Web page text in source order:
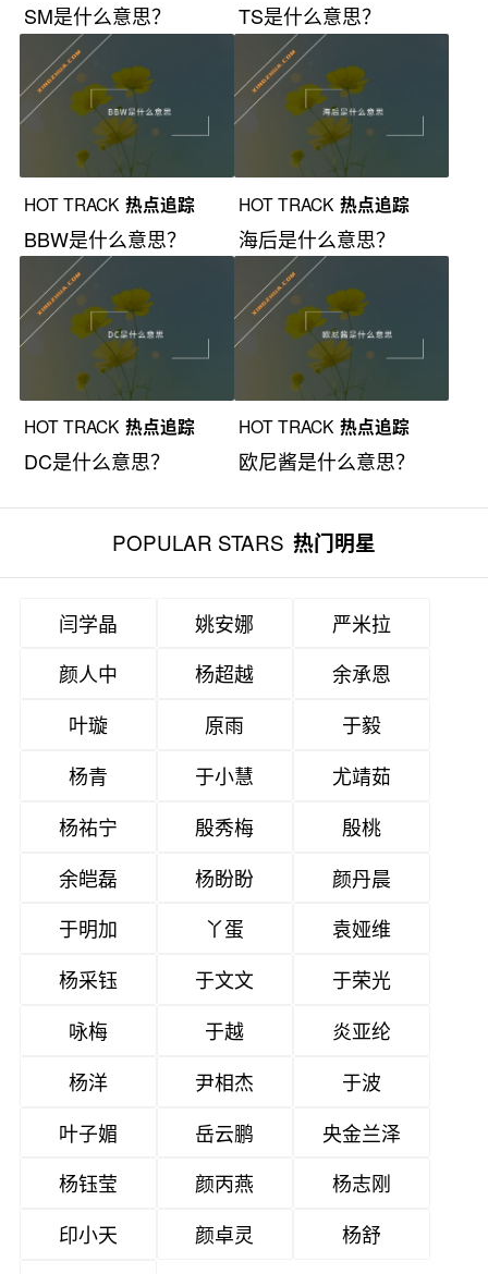
SM是什么意思？ TS是什么意思？
HOT TRACK 热点追踪
BBW是什么意思？
HOT TRACK 热点追踪
海后是什么意思？
HOT TRACK 热点追踪
DC是什么意思？
HOT TRACK 热点追踪
欧尼酱是什么意思？
POPULAR STARS 热门明星
闫学晶 姚安娜
严米拉
颜人中
杨超越
余承恩
叶璇
原雨
于毅
杨青
于小慧
尤靖茹
杨祐宁
殷秀梅
殷桃
余皑磊
杨盼盼
颜丹晨
于明加
丫蛋
袁娅维
杨采钰
于文文
于荣光
咏梅
于越
炎亚纶
杨洋
尹相杰
于波
叶子媚
岳云鹏
央金兰泽
杨钰莹
颜丙燕
杨志刚
印小天
颜卓灵
杨舒